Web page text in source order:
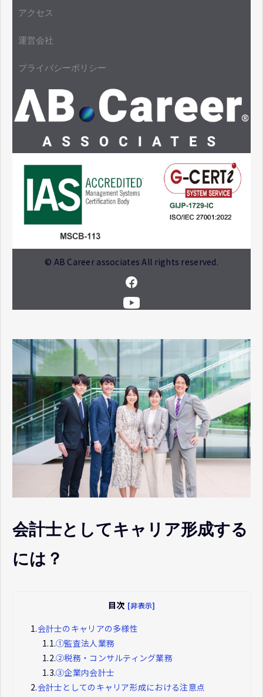
アクセス
運営会社
プライバシーポリシー
© AB Career associates All rights reserved.
会計士としてキャリア形成する
には？
目次 [非表示]
1.会計士のキャリアの多様性
1.1.①監査法人業務
1.2.②税務・コンサルティング業務
1.3.③企業内会計士
2.会計士としてのキャリア形成における注意点